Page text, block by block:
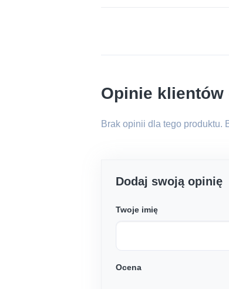
Opinie klientów
Brak opinii dla tego produktu.
Dodaj swoją opinię
Twoje imię
Ocena